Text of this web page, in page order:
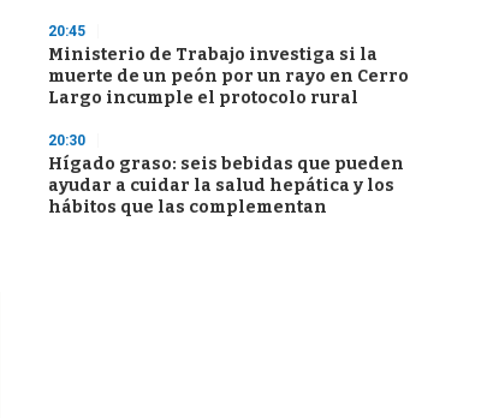
20:45
Ministerio de Trabajo investiga si la
muerte de un peón por un rayo en Cerro
Largo incumple el protocolo rural
20:30
Hígado graso: seis bebidas que pueden
ayudar a cuidar la salud hepática y los
hábitos que las complementan